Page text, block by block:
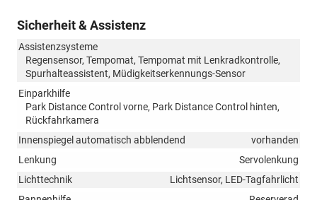
Sicherheit & Assistenz
Assistenzsysteme
Regensensor, Tempomat, Tempomat mit Lenkradkontrolle,
Spurhalteassistent, Müdigkeitserkennungs-Sensor
Einparkhilfe
Park Distance Control vorne, Park Distance Control hinten,
Rückfahrkamera
Innenspiegel automatisch abblendend
vorhanden
Lenkung
Servolenkung
Lichttechnik
Lichtsensor, LED-Tagfahrlicht